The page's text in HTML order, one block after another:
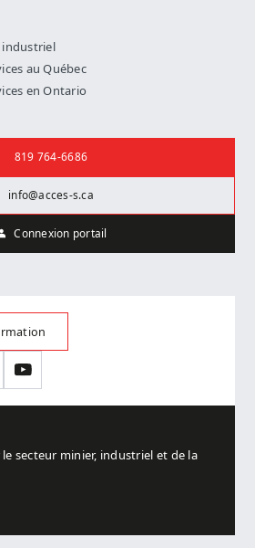
industriel
au Québec
en Ontario
819 764-6686
info@acces-s.ca
Connexion portail
YouTube
secteur minier, industriel et de la